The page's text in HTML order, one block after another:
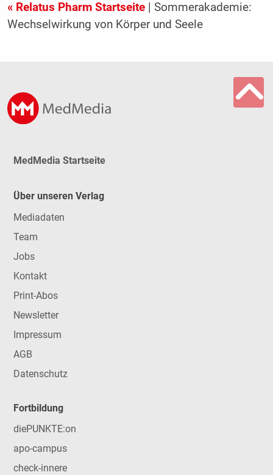
« Relatus Pharm Startseite| Sommerakademie:
Wechselwirkung von Körper und Seele
MedMedia Startseite
Über unseren Verlag
Mediadaten
Team
Jobs
Kontakt
Print-Abos
Newsletter
Impressum
AGB
Datenschutz
Fortbildung
diePUNKTE:on
apo-campus
check-innere